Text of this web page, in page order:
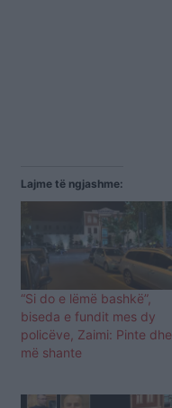
Lajme të ngjashme:
“Si do e lëmë bashkë”,
biseda e fundit mes dy
policëve, Zaimi: Pinte dhe
më shante